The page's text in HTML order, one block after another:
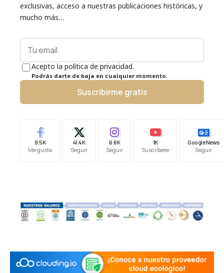
exclusivas, acceso a nuestras publicaciones históricas, y
mucho más…
Acepto la política de privacidad.
Podrás darte de baja en cualquier momento.
Suscribirme gratis
9.5K
Me gusta
41.4K
Seguir
6.6K
Seguir
1K
Suscríbete
Google News
Seguir